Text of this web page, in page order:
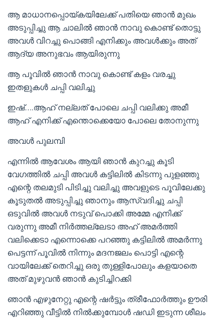
ആ മാധാനപ്പൊയ്കയിലേക്ക് പതിയെ ഞാൻ മുഖം
അടുപ്പിച്ചു ആ ചാലിൽ ഞാൻ നാവു കൊണ്ട് തൊട്ടു
അവൾ വിറച്ചു പൊങ്ങി എനിക്കും അവൾക്കും അത്
ആദ്യ അനുഭവം ആയിരുന്നു
ആ പൂവിൽ ഞാൻ നാവു കൊണ്ട് കളം വരച്ചു
ഇതളുകൾ ചപ്പി വലിച്ചു
ഇഷ്….ആഹ് നല്ലത് പോലെ ചപ്പി വലിക്കു അമീ
ആഹ് എനിക്ക് എന്തൊക്കെയോ പോലെ തോനുന്നു
അവൾ പുലമ്പി
എന്നിൽ ആവേശം ആയി ഞാൻ കുറച്ചു കൂടി
വേഗത്തിൽ ചപ്പി അവൾ കട്ടിലിൽ കിടന്നു പുളഞ്ഞു
എന്റെ തലമുടി പിടിച്ചു വലിച്ചു അവളുടെ പൂവിലേക്കു
കൂടുതൽ അടുപ്പിച്ചു ഞാനും ആസ്വദിച്ചു ചപ്പി
ഒടുവിൽ അവൾ നടുവ് പൊക്കി അമ്മേ എനിക്ക്
വരുന്നു അമീ നിർത്തല്ലേടാ അഹ് അമർത്തി
വലിക്കെടാ എന്നൊക്കെ പറഞ്ഞു കട്ടിലിൽ അമർന്നു
പെട്ടന്ന് പൂവിൽ നിന്നും മദനജലം പൊട്ടി എന്റെ
വായിലേക്ക് തെറിച്ചു ഒരു തുള്ളിപോലും കളയാതെ
അത് മുഴുവൻ ഞാൻ കുടിച്ചിറക്കി
ഞാൻ എഴുനേറ്റു എന്റെ ഷർട്ടും ത്രീഫോർത്തും ഊരി
എറിഞ്ഞു വീട്ടിൽ നിൽക്കുമ്പോൾ ഷഡി ഇടുന്ന ശീലം